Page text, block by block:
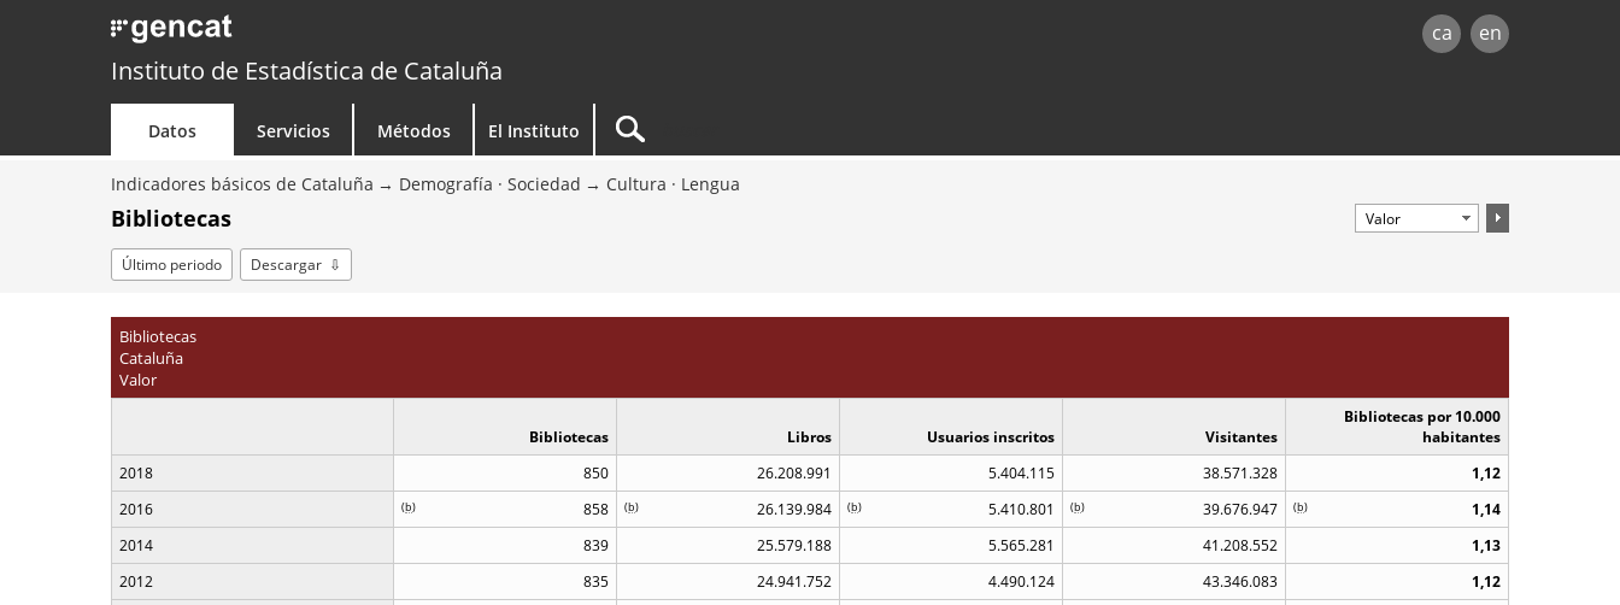
ca en
Instituto de Estadística de Cataluña
Datos Servicios Métodos El Instituto
Indicadores básicos de Cataluña Demografía · Sociedad Cultura · Lengua
Bibliotecas
Último periodo Descargar
Bibliotecas
Cataluña
Valor
Bibliotecas Libros Usuarios inscritos Visitantes
Bibliotecas por 10.000
habitantes
2018
850 26.208.991 5.404.115 38.571.328
1,12
2016
858
(b) 26.139.984
(b) 5.410.801
(b) 39.676.947
(b) 1,14
(b)
2014 839 25.579.188 5.565.281 41.208.552
1,13
2012
835 24.941.752 4.490.124 43.346.083
1,12